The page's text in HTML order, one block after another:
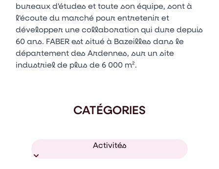
bureaux d'études et toute son équipe, sont à
l'écoute du marché pour entretenir et
développer une collaboration qui dure depuis
60 ans. FABER est situé à Bazeilles dans le
département des Ardennes, sur un site
industriel de plus de 6 000 m².
CATÉGORIES
Activités